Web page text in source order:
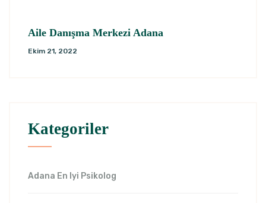
Aile Danışma Merkezi Adana
Ekim 21, 2022
Kategoriler
Adana En Iyi Psikolog